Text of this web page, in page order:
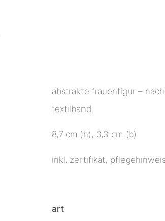
abstrakte frauenfigur –
textilband.
8,7 cm (h), 3,3 cm (b)
inkl. zertifikat,
art